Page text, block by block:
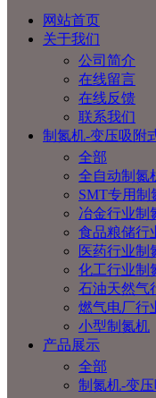
网站首页
关于我们
公司简介
在线留言
在线反馈
联系我们
制氮机-变压吸附
全部
全自动制氮
SMT专用制
冶金行业制
食品粮储行
医药行业制
化工行业制
石油天然气
燃气电厂行
小型制氮机
产品展示
全部
制氮机-变